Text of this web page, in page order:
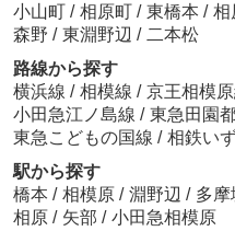
小山町 / 相原町 / 東橋本 / 相
森野 / 東淵野辺 / 二本松
路線から探す
横浜線 / 相模線 / 京王相模
小田急江ノ島線 / 東急田園
東急こどもの国線 / 相鉄い
駅から探す
橋本 / 相模原 / 淵野辺 / 多摩
相原 / 矢部 / 小田急相模原